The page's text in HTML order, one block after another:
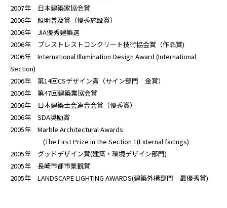
2007年 日本建築家協会賞
2006年 照明普及賞（優秀施設賞）
2006年 JIA優秀建築選
2006年 プレストレストコンクリート技術協会賞（作品賞)
2006年 International Illumination Design Award (International
Section)
2006年 第14回CSデザイン賞（サイン部門 金賞）
2006年 第47回建築業協会賞
2006年 日本建築士会連合会賞（優秀賞）
2006年 SDA奨励賞
2005年 Marble Architectural Awards
(The First Prize in the Section 1(External facings)
2005年 グッドデザイン賞(建築・環境デザイン部門)
2005年 長崎市都市景観賞
2005年 LANDSCAPE LIGHTING AWARDS(建築外構部門 最優秀賞)